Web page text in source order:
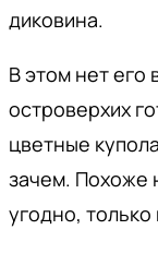
диковина.
В этом нет
островерхих
цветные
зачем. Похоже
угодно,